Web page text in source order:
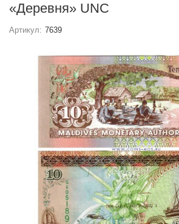
«Деревня» UNC
Артикул: 7639